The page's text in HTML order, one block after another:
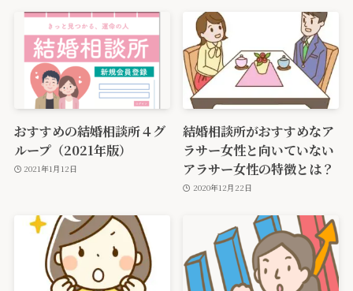
おすすめの結婚相談所４グ
ループ（2021年版）
2021年1月12日
結婚相談所がおすすめなア
ラサー女性と向いていない
アラサー女性の特徴とは？
2020年12月22日